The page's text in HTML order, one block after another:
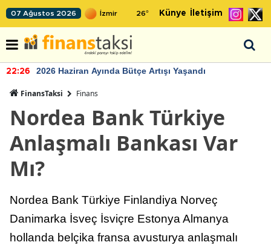
07 Ağustos 2026 26° Künye İletişim
22:26 2026 Haziran Ayında Bütçe Artışı Yaşandı
FinansTaksi Finans
Nordea Bank Türkiye
Anlaşmalı Bankası Var
Mı?
Nordea Bank Türkiye Finlandiya Norveç
Danimarka İsveç İsviçre Estonya Almanya
hollanda belçika fransa avusturya anlaşmalı